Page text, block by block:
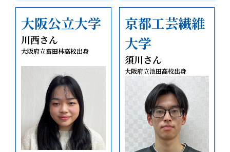
大阪公立大学
川西さん
大阪府立富田林高校出身
京都工芸繊維
大学
須川さん
大阪府立池田高校出身